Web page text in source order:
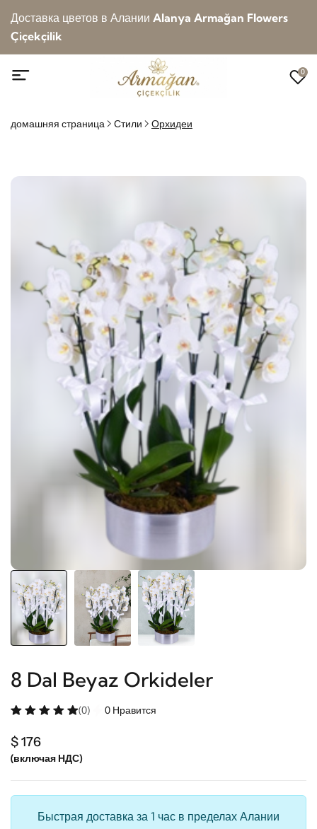
Доставка цветов в Алании Alanya Armağan Flowers
Çiçekçilik
0
домашняя страница Стили Орхидеи
8 Dal Beyaz Orkideler
(0) 0 Нравится
$ 176
(включая НДС)
Быстрая доставка за 1 час в пределах Алании